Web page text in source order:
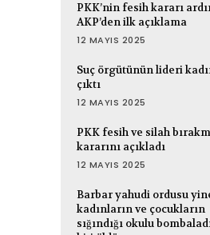
PKK’nin fesih kararı
AKP’den ilk açıklama
12 MAYIS 2025
Suç örgütünün lideri
çıktı
12 MAYIS 2025
PKK fesih ve silah
kararını açıkladı
12 MAYIS 2025
Barbar yahudi ordusu
kadınların ve çocukların
sığındığı okulu